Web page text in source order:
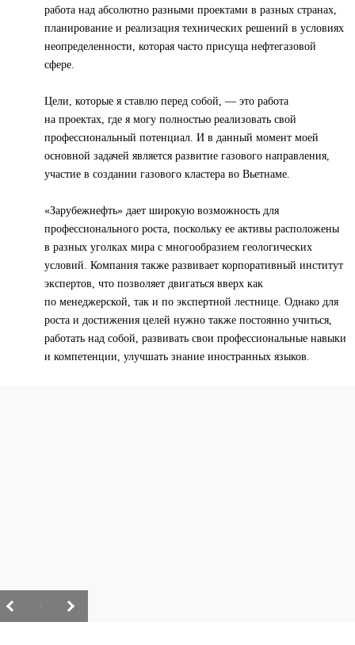
работа над абсолютно разными проектами в разных странах,
планирование и реализация технических решений в условиях
неопределенности, которая часто присуща нефтегазовой
сфере.
Цели, которые я ставлю перед собой, — это работа
на проектах, где я могу полностью реализовать свой
профессиональный потенциал. И в данный момент моей
основной задачей является развитие газового направления,
участие в создании газового кластера во Вьетнаме.
«Зарубежнефть» дает широкую возможность для
профессионального роста, поскольку ее активы расположены
в разных уголках мира с многообразием геологических
условий. Компания также развивает корпоративный институт
экспертов, что позволяет двигаться вверх как
по менеджерской, так и по экспертной лестнице. Однако для
роста и достижения целей нужно также постоянно учиться,
работать над собой, развивать свои профессиональные навыки
и компетенции, улучшать знание иностранных языков.